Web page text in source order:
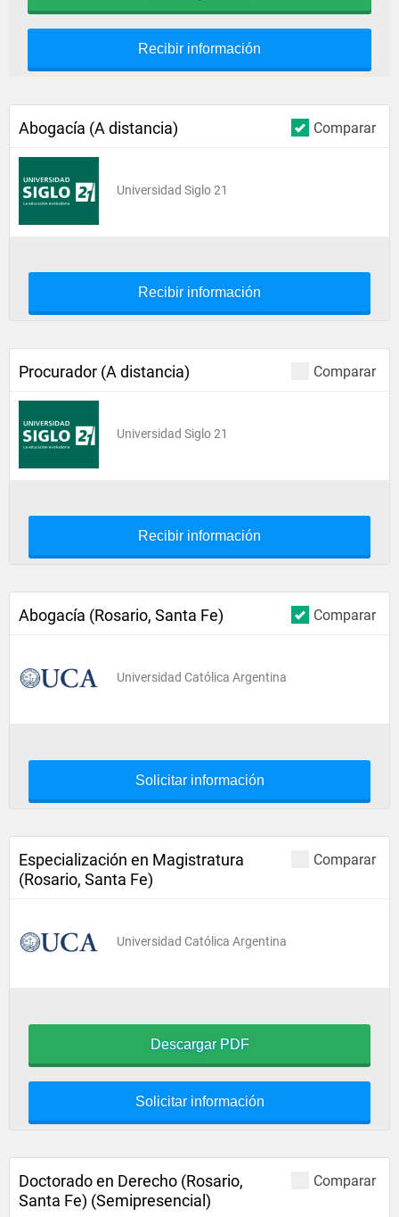
Recibir información
Comparar
Abogacía (A distancia)
Universidad Siglo 21
Recibir información
Comparar
Procurador (A distancia)
Universidad Siglo 21
Recibir información
Comparar
Abogacía (Rosario, Santa Fe)
Universidad Católica Argentina
Solicitar información
Comparar
Especialización en Magistratura
(Rosario, Santa Fe)
Universidad Católica Argentina
Descargar PDF
Solicitar información
Comparar
Doctorado en Derecho (Rosario,
Santa Fe) (Semipresencial)